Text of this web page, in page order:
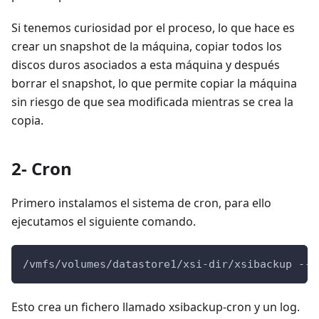
Si tenemos curiosidad por el proceso, lo que hace es
crear un snapshot de la máquina, copiar todos los
discos duros asociados a esta máquina y después
borrar el snapshot, lo que permite copiar la máquina
sin riesgo de que sea modificada mientras se crea la
copia.
2- Cron
Primero instalamos el sistema de cron, para ello
ejecutamos el siguiente comando.
/vmfs/volumes/datastore1/xsi-dir/xsibackup
Esto crea un fichero llamado xsibackup-cron y un log.